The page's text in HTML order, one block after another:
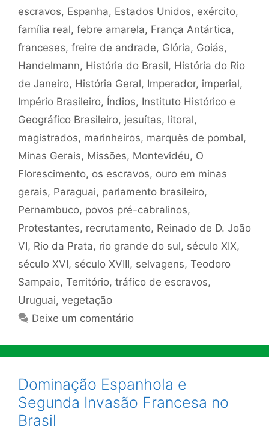
escravos, Espanha, Estados Unidos, exército,
família real, febre amarela, França Antártica,
franceses, freire de andrade, Glória, Goiás,
Handelmann, História do Brasil, História do Rio
de Janeiro, História Geral, Imperador, imperial,
Império Brasileiro, Índios, Instituto Histórico e
Geográfico Brasileiro, jesuítas, litoral,
magistrados, marinheiros, marquês de pombal,
Minas Gerais, Missões, Montevidéu, O
Florescimento, os escravos, ouro em minas
gerais, Paraguai, parlamento brasileiro,
Pernambuco, povos pré-cabralinos,
Protestantes, recrutamento, Reinado de D. João
VI, Rio da Prata, rio grande do sul, século XIX,
século XVI, século XVIII, selvagens, Teodoro
Sampaio, Território, tráfico de escravos,
Uruguai, vegetação
Deixe um comentário
Dominação Espanhola e
Segunda Invasão Francesa no
Brasil